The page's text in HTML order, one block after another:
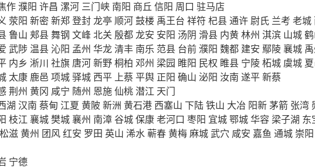
作濮阳 许昌 漯河 三门峡 南阳 商丘 信阳 周口 驻马店
荥阳 新密 新郑登封龙亭 顺河鼓楼 禹王台 祥符 杞县通许 尉氏 兰考 老城
鲁山 郏县舞钢 文峰 北关 殷都龙安 安阳 汤阴 滑县 内黄林州 淇滨 山城
武陟 温县沁阳 孟州 华龙清丰 南乐 范县 台前濮阳 魏都 建安 鄢陵襄城
内乡 淅川 社旗 唐河新野桐柏 邓州 梁园 睢阳 民权 睢县 宁陵柘城 虞城
太康 鹿邑 项城驿城 西平 上蔡 平舆 正阳 确山 泌阳 汝南 遂平新蔡
荆州 黄冈 咸宁 随州 恩施仙桃潜江 天门
湖 汉南 蔡甸 江夏 黄陂 新洲 黄石港 西塞山 下陆铁山 大冶 阳新茅箭 张湾
枝江 襄城樊城襄州 南漳谷城保康老河口 枣阳 宜城鄂城华容 梁子湖 东
松滋黄州 团风红安 罗田 英山 浠水蕲春黄梅麻城武穴 咸安 嘉鱼 通城 崇阳
宁德